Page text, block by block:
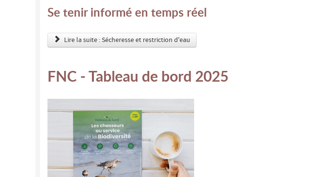
Se tenir informé en temps réel
Lire la suite : Sécheresse et restriction d'eau
FNC - Tableau de bord 2025